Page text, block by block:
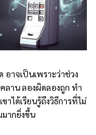
าจเป็นเพราะว่าช่วง
ลาน ลองผิดลองถูก ทำ
าได้เรียนรู้ถึงวิธีการที่ไม่
มากยิ่งขึ้น